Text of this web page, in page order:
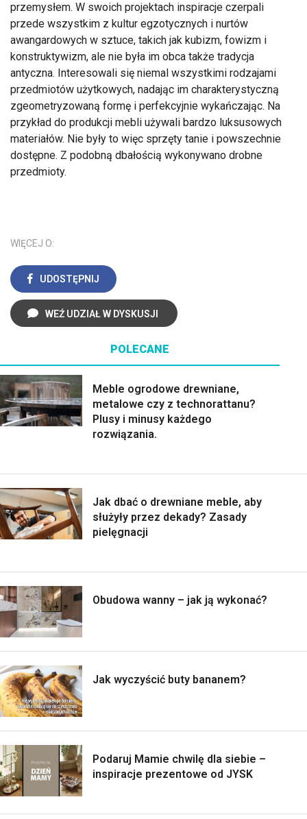
przemysłem. W swoich projektach inspiracje czerpali
przede wszystkim z kultur egzotycznych i nurtów
awangardowych w sztuce, takich jak kubizm, fowizm i
konstruktywizm, ale nie była im obca także tradycja
antyczna. Interesowali się niemal wszystkimi rodzajami
przedmiotów użytkowych, nadając im charakterystyczną
zgeometryzowaną formę i perfekcyjnie wykańczając. Na
przykład do produkcji mebli używali bardzo luksusowych
materiałów. Nie były to więc sprzęty tanie i powszechnie
dostępne. Z podobną dbałością wykonywano drobne
przedmioty.
WIĘCEJ O:
UDOSTĘPNIJ
WEŹ UDZIAŁ W DYSKUSJI
POLECANE
Meble ogrodowe drewniane,
metalowe czy z technorattanu?
Plusy i minusy każdego
rozwiązania.
Jak dbać o drewniane meble, aby
służyły przez dekady? Zasady
pielęgnacji
Obudowa wanny – jak ją wykonać?
Jak wyczyścić buty bananem?
Podaruj Mamie chwilę dla siebie –
inspiracje prezentowe od JYSK